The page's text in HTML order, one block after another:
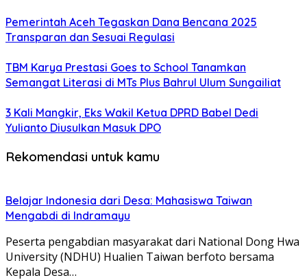
Pemerintah Aceh Tegaskan Dana Bencana 2025
Transparan dan Sesuai Regulasi
TBM Karya Prestasi Goes to School Tanamkan
Semangat Literasi di MTs Plus Bahrul Ulum Sungailiat
3 Kali Mangkir, Eks Wakil Ketua DPRD Babel Dedi
Yulianto Diusulkan Masuk DPO
Rekomendasi untuk kamu
Belajar Indonesia dari Desa: Mahasiswa Taiwan
Mengabdi di Indramayu
Peserta pengabdian masyarakat dari National Dong Hwa
University (NDHU) Hualien Taiwan berfoto bersama
Kepala Desa…